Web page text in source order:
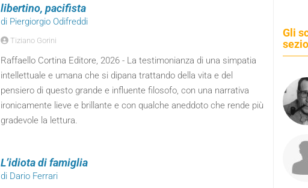
libertino, pacifista
di Piergiorgio Odifreddi
Tiziano Gorini
Raffaello Cortina Editore, 2026 - La testimonianza di una simpatia
intellettuale e umana che si dipana trattando della vita e del
pensiero di questo grande e influente filosofo, con una narrativa
ironicamente lieve e brillante e con qualche aneddoto che rende più
gradevole la lettura.
L’idiota di famiglia
di Dario Ferrari
Gli